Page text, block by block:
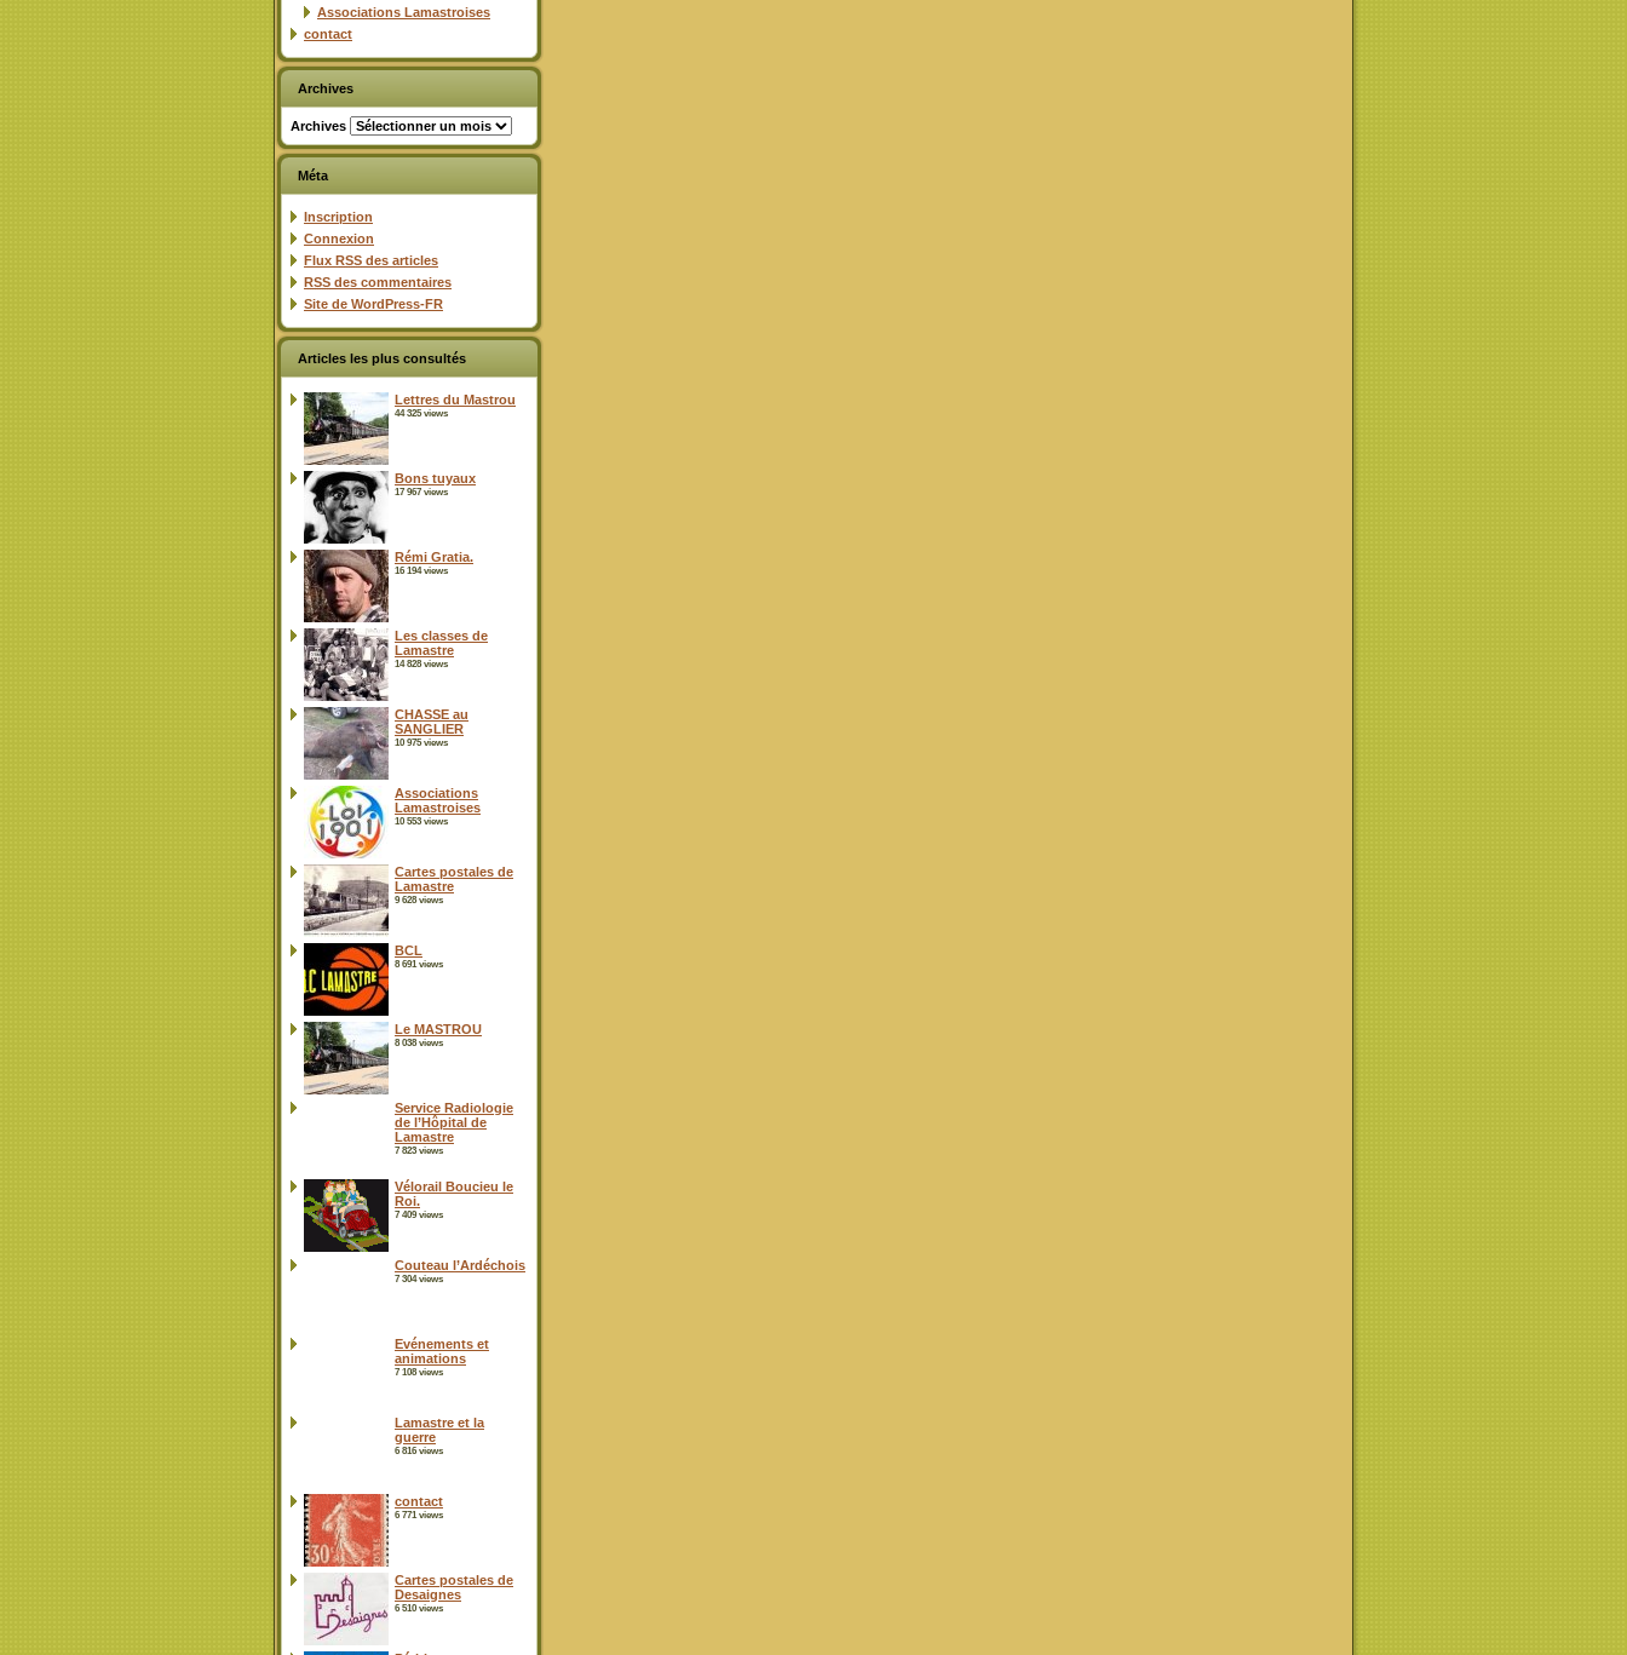
Associations Lamastroises
contact
Archives
Archives
Méta
Inscription
Connexion
Flux RSS des articles
RSS des commentaires
Site de WordPress-FR
Articles les plus consultés
Lettres du Mastrou
44 325 views
Bons tuyaux
17 967 views
Rémi Gratia.
16 194 views
Les classes de
Lamastre
14 828 views
CHASSE au
SANGLIER
10 975 views
Associations
Lamastroises
10 553 views
Cartes postales de
Lamastre
9 628 views
BCL
8 691 views
Le MASTROU
8 038 views
Service Radiologie
de l’Hôpital de
Lamastre
7 823 views
Vélorail Boucieu le
Roi.
7 409 views
Couteau l’Ardéchois
7 304 views
Evénements et
animations
7 108 views
Lamastre et la
guerre
6 816 views
contact
6 771 views
Cartes postales de
Desaignes
6 510 views